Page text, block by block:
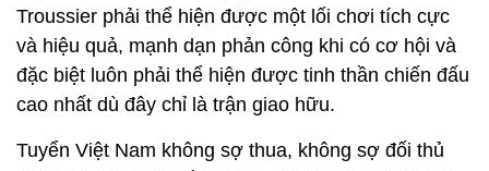
Troussier phải thể hiện được một lối chơi tích cực
và hiệu quả, mạnh dạn phản công khi có cơ hội và
đặc biệt luôn phải thể hiện được tinh thần chiến đấu
cao nhất dù đây chỉ là trận giao hữu.
Tuyển Việt Nam không sợ thua, không sợ đối thủ